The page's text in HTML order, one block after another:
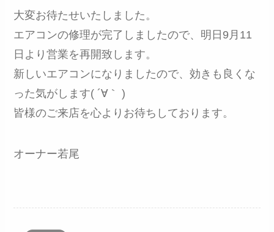
大変お待たせいたしました。
エアコンの修理が完了しましたので、明日9月11
日より営業を再開致します。
新しいエアコンになりましたので、効きも良くな
った気がします( ´∀｀ )
皆様のご来店を心よりお待ちしております。
オーナー若尾